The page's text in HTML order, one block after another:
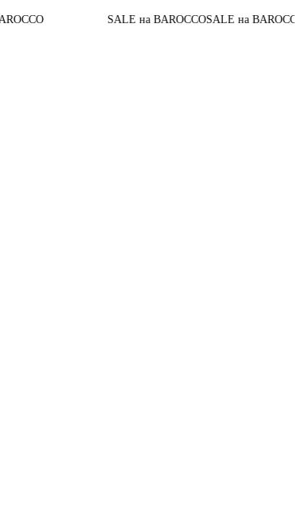
SALE на BAROCCOSALE на BAROCCOДо